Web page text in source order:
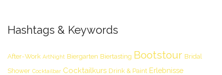
Hashtags & Keywords
After-Work ArtNight Biergarten Biertasting Bootstour Bridal
Shower Cocktailbar Cocktailkurs Drink & Paint Erlebnisse